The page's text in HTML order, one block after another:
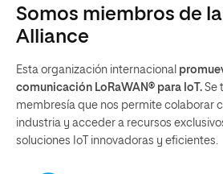
Somos miembros de la
Alliance
Esta organización internacional
comunicación LoRaWAN® para IoT. Se
membresía que nos permite colaborar
industria y acceder a recursos
soluciones IoT innovadoras y eficientes.